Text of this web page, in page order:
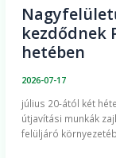
kezdődnek
hetében
2026-07-17
július 20-ától két
útjavítási munkák
felüljáró